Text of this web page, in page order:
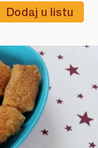
Dodaj u listu